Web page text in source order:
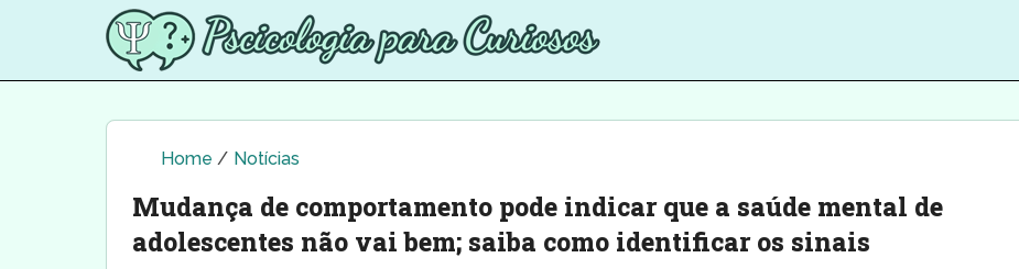
Home / Notícias
Mudança de comportamento pode indicar que a saúde mental de
adolescentes não vai bem; saiba como identificar os sinais